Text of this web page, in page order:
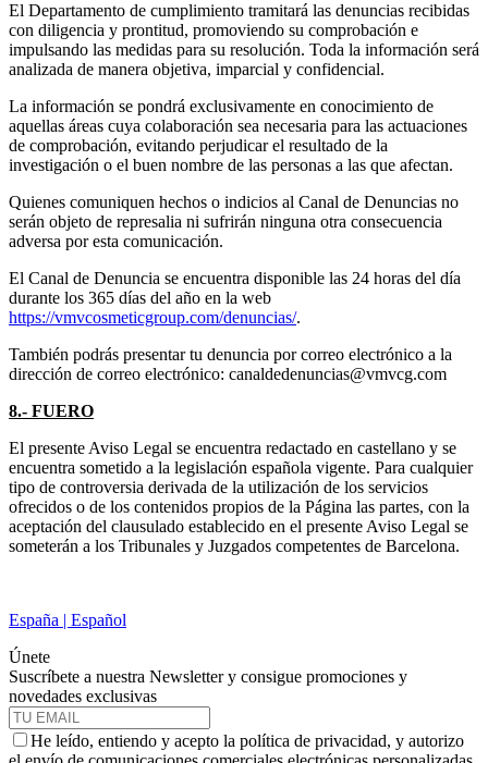
El Departamento de cumplimiento tramitará las denuncias recibidas
con diligencia y prontitud, promoviendo su comprobación e
impulsando las medidas para su resolución. Toda la información será
analizada de manera objetiva, imparcial y confidencial.
La información se pondrá exclusivamente en conocimiento de
aquellas áreas cuya colaboración sea necesaria para las actuaciones
de comprobación, evitando perjudicar el resultado de la
investigación o el buen nombre de las personas a las que afectan.
Quienes comuniquen hechos o indicios al Canal de Denuncias no
serán objeto de represalia ni sufrirán ninguna otra consecuencia
adversa por esta comunicación.
El Canal de Denuncia se encuentra disponible las 24 horas del día
durante los 365 días del año en la web
https://vmvcosmeticgroup.com/denuncias/.
También podrás presentar tu denuncia por correo electrónico a la
dirección de correo electrónico: canaldedenuncias@vmvcg.com
8.- FUERO
El presente Aviso Legal se encuentra redactado en castellano y se
encuentra sometido a la legislación española vigente. Para cualquier
tipo de controversia derivada de la utilización de los servicios
ofrecidos o de los contenidos propios de la Página las partes, con la
aceptación del clausulado establecido en el presente Aviso Legal se
someterán a los Tribunales y Juzgados competentes de Barcelona.
España | Español
Únete
Suscríbete a nuestra Newsletter y consigue promociones y
novedades exclusivas
He leído, entiendo y acepto la política de privacidad, y autorizo